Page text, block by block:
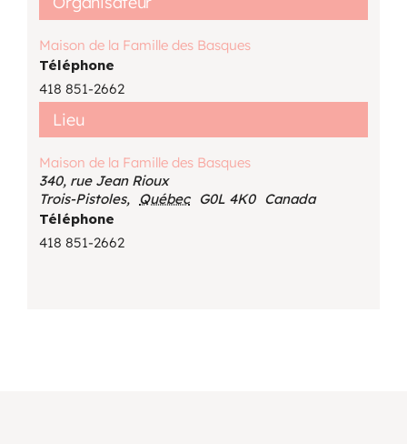
Lieu
Maison de la Famille des Basques
340, rue Jean Rioux
Trois-Pistoles, Québec G0L 4K0 Canada
Téléphone
418 851-2662
Maison de la Famille des Basques
Téléphone
418 851-2662